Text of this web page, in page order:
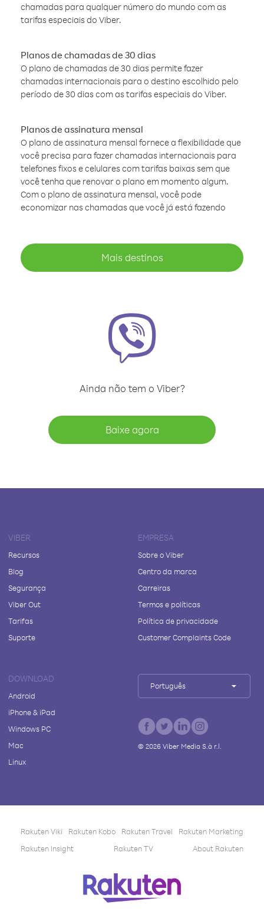
chamadas para qualquer número do mundo com as
tarifas especiais do Viber.
Planos de chamadas de 30 dias
O plano de chamadas de 30 dias permite fazer
chamadas internacionais para o destino escolhido pelo
período de 30 dias com as tarifas especiais do Viber.
Planos de assinatura mensal
O plano de assinatura mensal fornece a flexibilidade que
você precisa para fazer chamadas internacionais para
telefones fixos e celulares com tarifas baixas sem que
você tenha que renovar o plano em momento algum.
Com o plano de assinatura mensal, você pode
economizar nas chamadas que você já está fazendo
Mais destinos
Ainda não tem o Viber?
Baixe agora
VIBER
Recursos
Blog
Segurança
Viber Out
Tarifas
Suporte
EMPRESA
Sobre o Viber
Centro da marca
Carreiras
Termos e políticas
Política de privacidade
Customer Complaints Code
DOWNLOAD
Android
iPhone & iPad
Windows PC
Mac
Linux
Português
© 2026Viber Media S.à r.l.
Rakuten Viki Rakuten Kobo Rakuten Travel
Rakuten Marketing
Rakuten Insight
Rakuten TV About Rakuten